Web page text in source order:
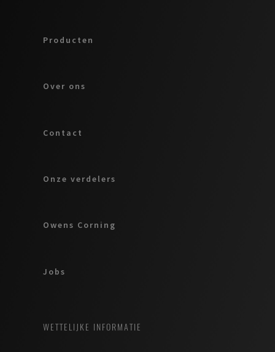
Producten
Over ons
Contact
Onze verdelers
Owens Corning
Jobs
WETTELIJKE INFORMATIE